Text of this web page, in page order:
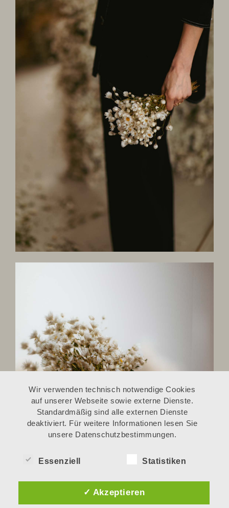
Wir verwenden technisch notwendige Cookies
auf unserer Webseite sowie externe Dienste.
Standardmäßig sind alle externen Dienste
deaktiviert. Für weitere Informationen lesen Sie
unsere Datenschutzbestimmungen.
Essenziell Statistiken
✓ Akzeptieren